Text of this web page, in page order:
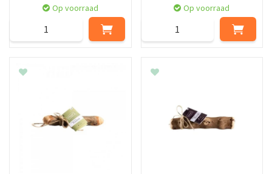
Op voorraad Op voorraad